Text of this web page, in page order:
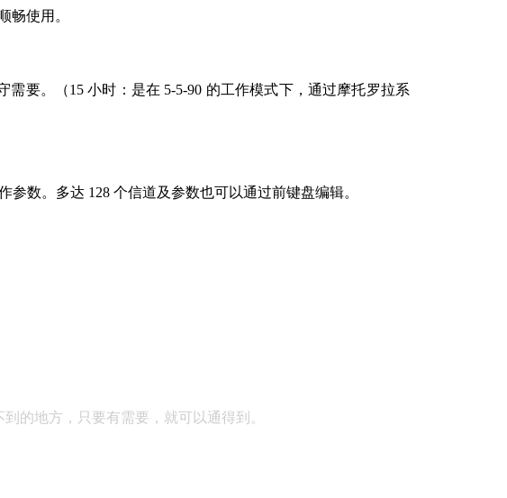
畅使用。
要。（15 小时：是在 5-5-90 的工作模式下，通过摩托罗拉系
数。多达 128 个信道及参数也可以通过前键盘编辑。
的地方，只要有需要，就可以通得到。